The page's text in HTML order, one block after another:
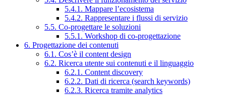
5.4.1. Mappare l’ecosistema
5.4.2. Rappresentare i flussi di servizio
5.5. Co-progettare le soluzioni
5.5.1. Workshop di co-progettazione
6. Progettazione dei contenuti
6.1. Cos’è il content design
6.2. Ricerca utente sui contenuti e il linguaggio
6.2.1. Content discovery
6.2.2. Dati di ricerca (search keywords)
6.2.3. Ricerca tramite analytics